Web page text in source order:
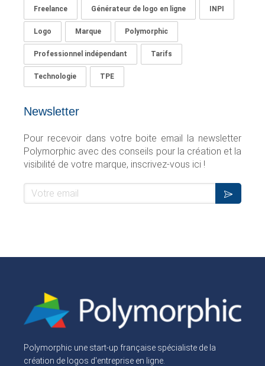
Freelance Générateur de logo en ligne INPI
Logo Marque Polymorphic
Professionnel indépendant Tarifs
Technologie TPE
Newsletter
Pour recevoir dans votre boite email la newsletter
Polymorphic avec des conseils pour la création et la
visibilité de votre marque, inscrivez-vous ici !
Votre email
Polymorphic une start-up française spécialiste de la
création de logos d'entreprise en ligne.